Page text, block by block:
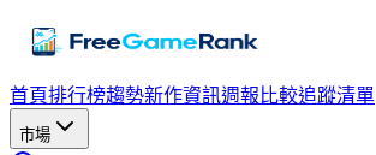
首頁排行榜趨勢新作資訊週報 比較追蹤清單
市場